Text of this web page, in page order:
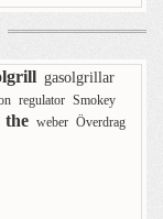
gasolgrillar
regulator Smokey
the weber Överdrag